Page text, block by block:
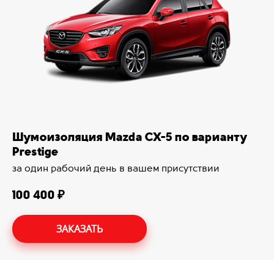
Шумоизоляция Mazda CX-5 по варианту
Prestige
за один рабочий день в вашем присутствии
100 400 ₽
ЗАКАЗАТЬ